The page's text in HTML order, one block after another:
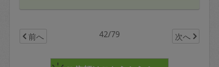
ました。また是非お願いしたいです。
前へ 42/79 次へ